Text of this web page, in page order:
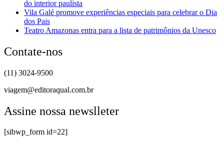
do interior paulista
Vila Galé promove experiências especiais para celebrar o Dia
dos Pais
Teatro Amazonas entra para a lista de patrimônios da Unesco
Contate-nos
(11) 3024-9500
viagem@editoraqual.com.br
Assine nossa newslleter
[sibwp_form id=22]